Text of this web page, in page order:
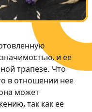
и ее
трапезе. Что
в отношении нее
может
так как ее